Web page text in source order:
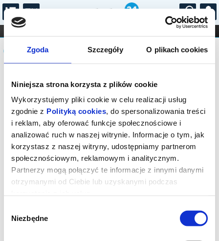
Zgoda Szczegóły O plikach cookies
Niniejsza strona korzysta z plików cookie
Wykorzystujemy pliki cookie w celu realizacji usług
zgodnie z Polityką cookies, do spersonalizowania treści
i reklam, aby oferować funkcje społecznościowe i
analizować ruch w naszej witrynie. Informacje o tym, jak
korzystasz z naszej witryny, udostępniamy partnerom
społecznościowym, reklamowym i analitycznym.
Partnerzy mogą połączyć te informacje z innymi danymi
otrzymanymi od Ciebie lub uzyskanymi podczas
zgody
Niezbędne
...
FILHARMONIA OPERA I BALET
STAND-UP
DLA DZIECI
Komunikat
Sprzedaż biletów on-line na wydarzenie
została zakończona.